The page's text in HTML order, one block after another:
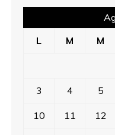
L
M M
3 4 5
10 11 12